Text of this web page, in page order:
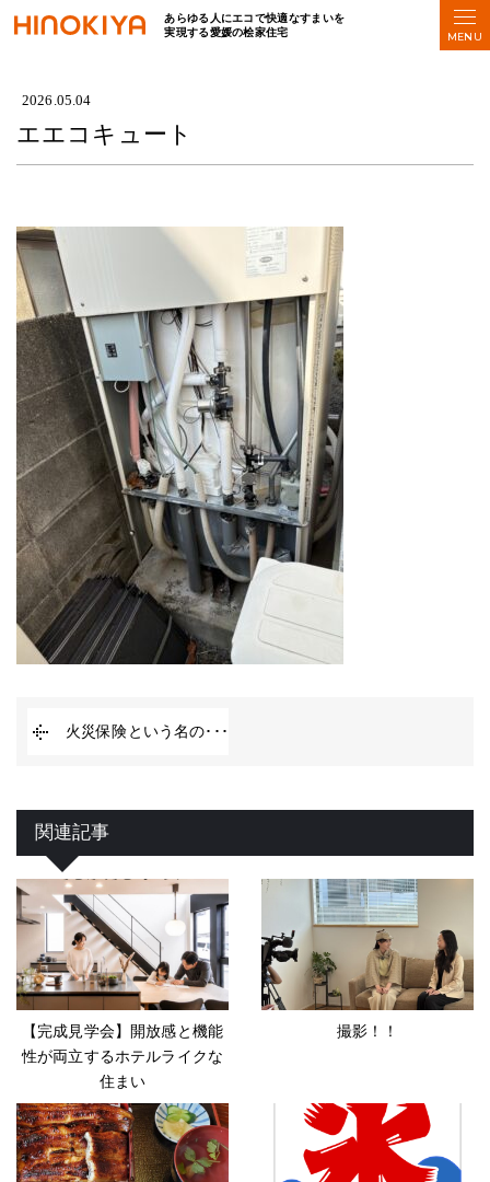
あらゆる人にエコで快適なすまいを
実現する愛媛の桧家住宅
エエコキュート
2026.05.04
エエコキュート
火災保険という名の･･･
関連記事
【完成見学会】開放感と機能
性が両立するホテルライクな
住まい
撮影！！